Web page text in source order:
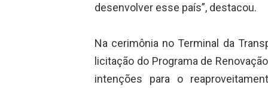
desenvolver esse país”, destacou.
Na cerimônia no Terminal da
licitação do Programa de
intenções para o